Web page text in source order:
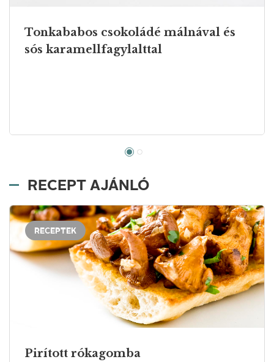
Tonkababos csokoládé málnával és
sós karamellfagylalttal
RECEPT AJÁNLÓ
RECEPTEK
Pirított rókagomba